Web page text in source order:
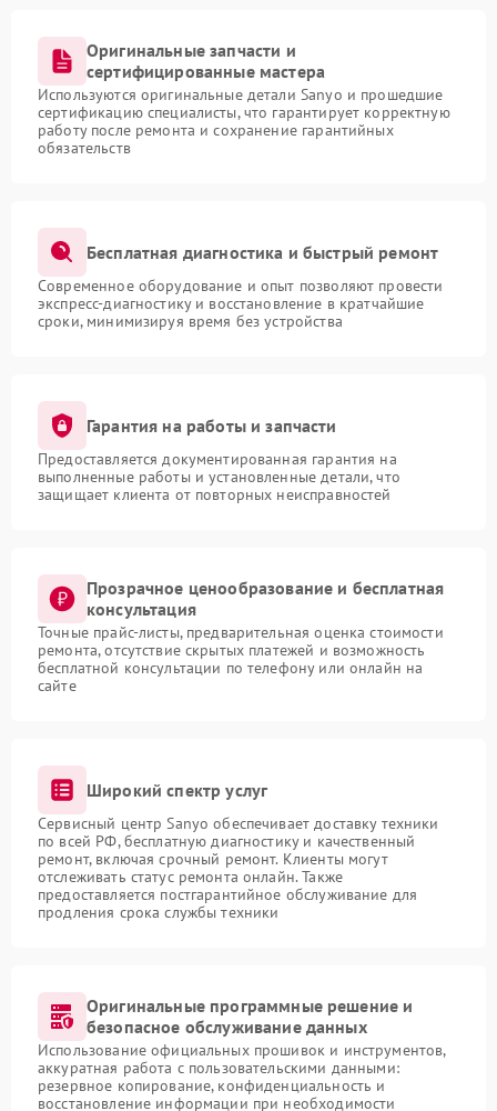
Оригинальные запчасти и
сертифицированные мастера
Используются оригинальные детали Sanyo и прошедшие
сертификацию специалисты, что гарантирует корректную
работу после ремонта и сохранение гарантийных
обязательств
Бесплатная диагностика и быстрый ремонт
Современное оборудование и опыт позволяют провести
экспресс-диагностику и восстановление в кратчайшие
сроки, минимизируя время без устройства
Гарантия на работы и запчасти
Предоставляется документированная гарантия на
выполненные работы и установленные детали, что
защищает клиента от повторных неисправностей
Прозрачное ценообразование и бесплатная
консультация
Точные прайс-листы, предварительная оценка стоимости
ремонта, отсутствие скрытых платежей и возможность
бесплатной консультации по телефону или онлайн на
сайте
Широкий спектр услуг
Сервисный центр Sanyo обеспечивает доставку техники
по всей РФ, бесплатную диагностику и качественный
ремонт, включая срочный ремонт. Клиенты могут
отслеживать статус ремонта онлайн. Также
предоставляется постгарантийное обслуживание для
продления срока службы техники
Оригинальные программные решение и
безопасное обслуживание данных
Использование официальных прошивок и инструментов,
аккуратная работа с пользовательскими данными:
резервное копирование, конфиденциальность и
восстановление информации при необходимости